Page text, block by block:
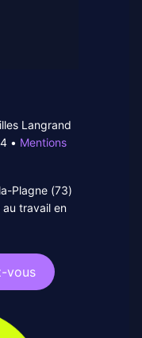
Langrand
• Mentions
Plagne (73)
travail en
vous